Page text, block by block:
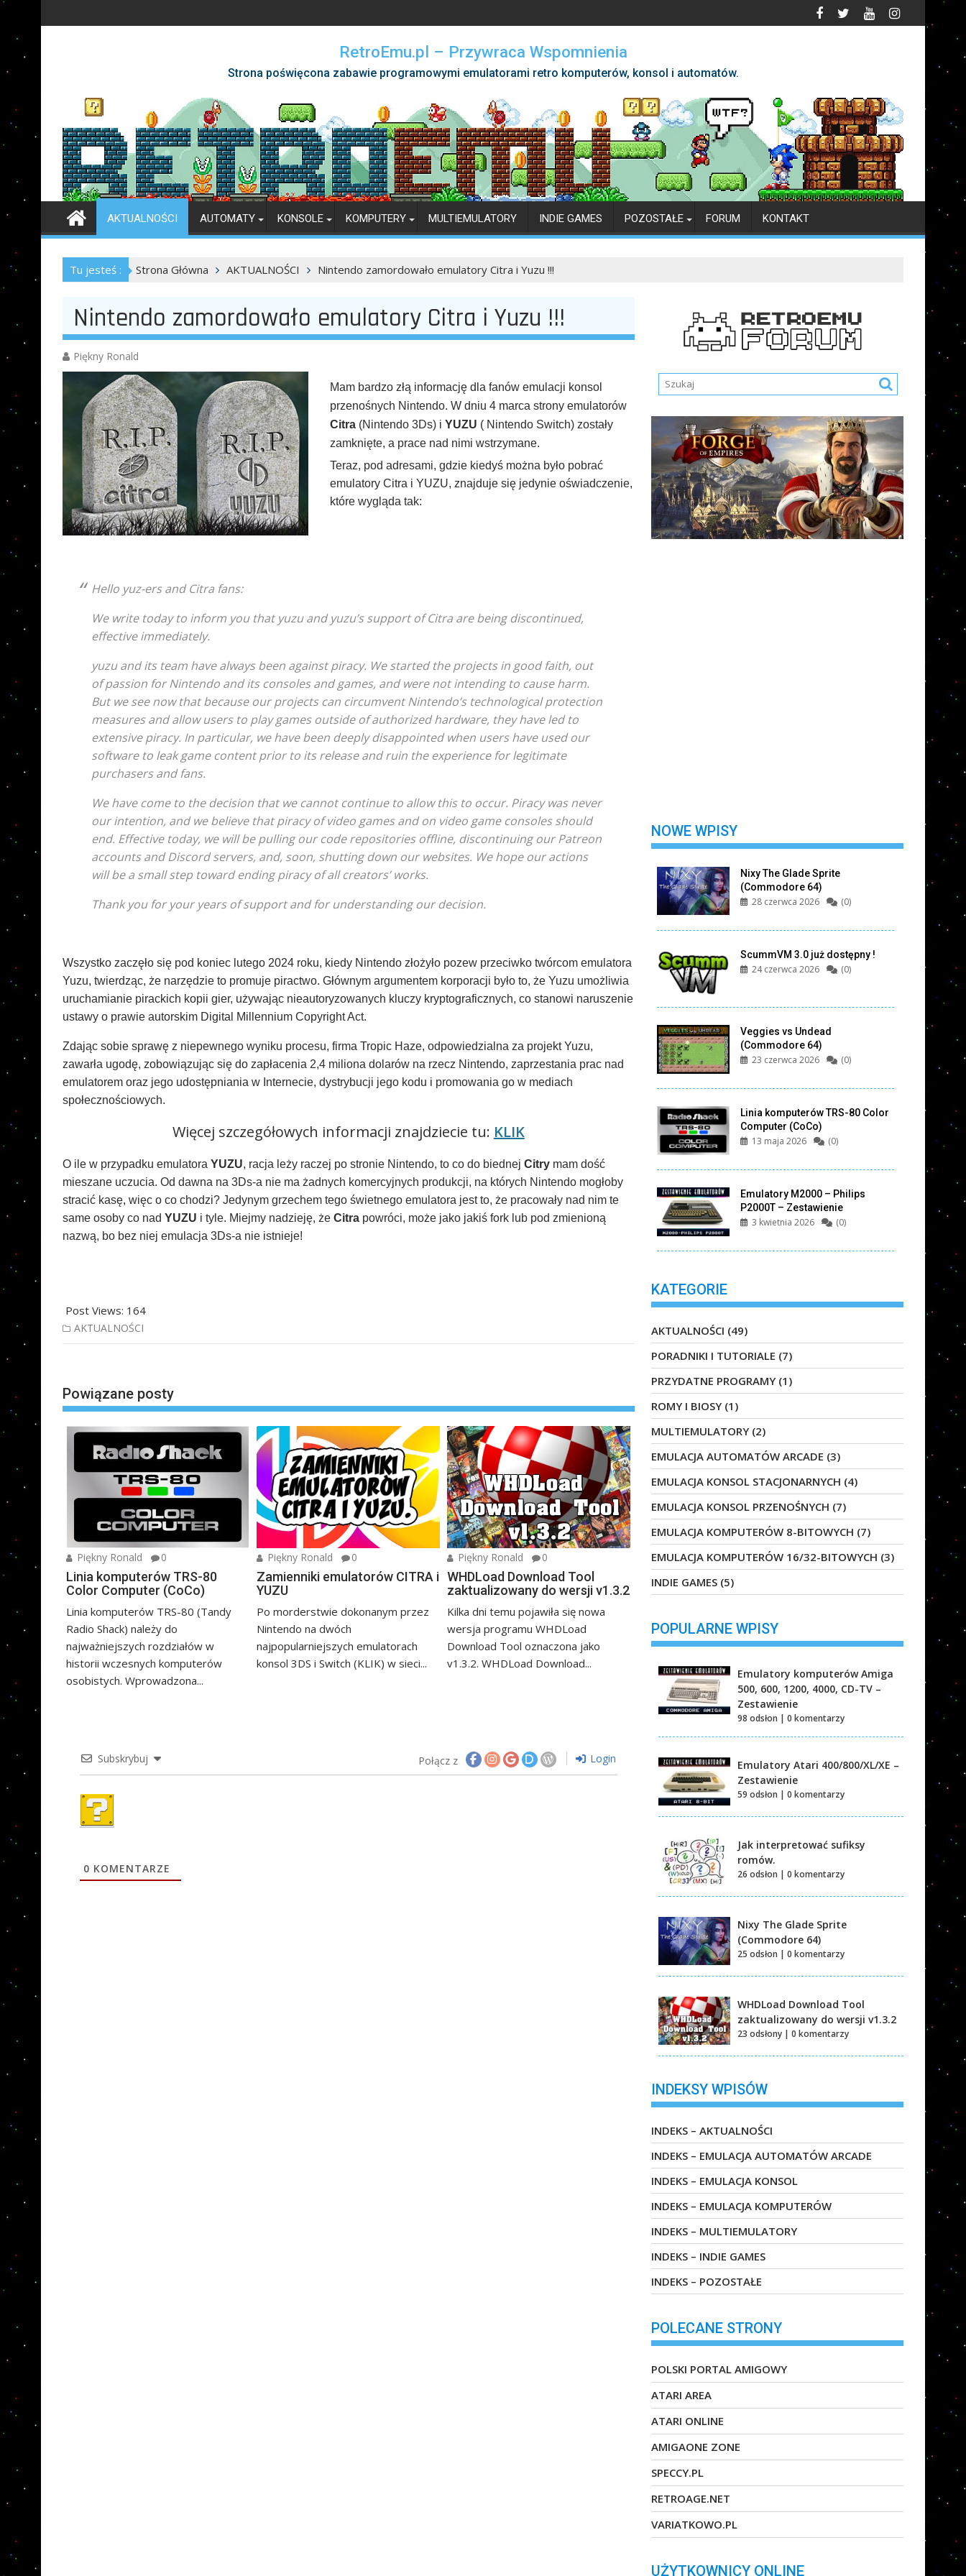
to
RetroEmu.pl – Przywraca Wspomnienia
Strona poświęcona zabawie programowymi emulatorami retro komputerów, konsol i automatów.
AKTUALNOŚCI AUTOMATY KONSOLE KOMPUTERY MULTIEMULATORY INDIE GAMES POZOSTAŁE FORUM KONTAKT
Tu jesteś : Strona Główna AKTUALNOŚCI Nintendo zamordowało emulatory Citra i Yuzu !!!
Nintendo zamordowało emulatory Citra i Yuzu !!!
Piękny Ronald
Mam bardzo złą informację dla fanów emulacji konsol
przenośnych Nintendo. W dniu 4 marca strony emulatorów
Citra(Nintendo 3Ds) i YUZU ( Nintendo Switch) zostały
zamknięte, a prace nad nimi wstrzymane.
Teraz, pod adresami, gdzie kiedyś można było pobrać
emulatory Citra i YUZU, znajduje się jedynie oświadczenie,
które wygląda tak:
Hello yuz-ers and Citra fans:
We write today to inform you that yuzu and yuzu’s support of Citra are being discontinued,
effective immediately.
yuzu and its team have always been against piracy. We started the projects in good faith, out
of passion for Nintendo and its consoles and games, and were not intending to cause harm.
But we see now that because our projects can circumvent Nintendo’s technological protection
measures and allow users to play games outside of authorized hardware, they have led to
extensive piracy. In particular, we have been deeply disappointed when users have used our
software to leak game content prior to its release and ruin the experience for legitimate
purchasers and fans.
We have come to the decision that we cannot continue to allow this to occur. Piracy was never
our intention, and we believe that piracy of video games and on video game consoles should
end. Effective today, we will be pulling our code repositories offline, discontinuing our Patreon
accounts and Discord servers, and, soon, shutting down our websites. We hope our actions
will be a small step toward ending piracy of all creators’ works.
Thank you for your years of support and for understanding our decision.
Wszystko zaczęło się pod koniec lutego 2024 roku, kiedy Nintendo złożyło pozew przeciwko twórcom emulatora
Yuzu, twierdząc, że narzędzie to promuje piractwo. Głównym argumentem korporacji było to, że Yuzu umożliwia
uruchamianie pirackich kopii gier, używając nieautoryzowanych kluczy kryptograficznych, co stanowi naruszenie
ustawy o prawie autorskim Digital Millennium Copyright Act.
Zdając sobie sprawę z niepewnego wyniku procesu, firma Tropic Haze, odpowiedzialna za projekt Yuzu,
zawarła ugodę, zobowiązując się do zapłacenia 2,4 miliona dolarów na rzecz Nintendo, zaprzestania prac nad
emulatorem oraz jego udostępniania w Internecie, dystrybucji jego kodu i promowania go w mediach
społecznościowych.
Więcej szczegółowych informacji znajdziecie tu: KLIK
O ile w przypadku emulatora YUZU, racja leży raczej po stronie Nintendo, to co do biednej Citry mam dość
mieszane uczucia. Od dawna na 3Ds-a nie ma żadnych komercyjnych produkcji, na których Nintendo mogłoby
stracić kasę, więc o co chodzi? Jedynym grzechem tego świetnego emulatora jest to, że pracowały nad nim te
same osoby co nad YUZU i tyle. Miejmy nadzieję, że Citra powróci, może jako jakiś fork lub pod zmienioną
nazwą, bo bez niej emulacja 3Ds-a nie istnieje!
Post Views: 164
AKTUALNOŚCI
wpisu
Powiązane posty
Piękny Ronald 0
Linia komputerów TRS-80
Color Computer (CoCo)
Linia komputerów TRS-80 (Tandy
Radio Shack) należy do
najważniejszych rozdziałów w
historii wczesnych komputerów
osobistych. Wprowadzona...
Piękny Ronald 0
Zamienniki emulatorów CITRA i
YUZU
Po morderstwie dokonanym przez
Nintendo na dwóch
najpopularniejszych emulatorach
konsol 3DS i Switch (KLIK) w sieci...
Piękny Ronald 0
WHDLoad Download Tool
zaktualizowany do wersji v1.3.2
Kilka dni temu pojawiła się nowa
wersja programu WHDLoad
Download Tool oznaczona jako
v1.3.2. WHDLoad Download...
Subskrybuj Połącz z Login
0 KOMENTARZE
NOWE WPISY
Nixy The Glade Sprite
(Commodore 64)
28 czerwca 2026 (0)
ScummVM 3.0 już dostępny !
24 czerwca 2026 (0)
Veggies vs Undead
(Commodore 64)
23 czerwca 2026 (0)
Linia komputerów TRS-80 Color
Computer (CoCo)
13 maja 2026 (0)
Emulatory M2000 – Philips
P2000T – Zestawienie
3 kwietnia 2026 (0)
KATEGORIE
AKTUALNOŚCI (49)
PORADNIKI I TUTORIALE (7)
PRZYDATNE PROGRAMY (1)
ROMY I BIOSY (1)
MULTIEMULATORY (2)
EMULACJA AUTOMATÓW ARCADE (3)
EMULACJA KONSOL STACJONARNYCH (4)
EMULACJA KONSOL PRZENOŚNYCH (7)
EMULACJA KOMPUTERÓW 8-BITOWYCH (7)
EMULACJA KOMPUTERÓW 16/32-BITOWYCH (3)
INDIE GAMES (5)
POPULARNE WPISY
Emulatory komputerów Amiga
500, 600, 1200, 4000, CD-TV –
Zestawienie
98 odsłon | 0 komentarzy
Emulatory Atari 400/800/XL/XE –
Zestawienie
59 odsłon | 0 komentarzy
Jak interpretować sufiksy
romów.
26 odsłon | 0 komentarzy
Nixy The Glade Sprite
(Commodore 64)
25 odsłon | 0 komentarzy
WHDLoad Download Tool
zaktualizowany do wersji v1.3.2
23 odsłony | 0 komentarzy
INDEKSY WPISÓW
INDEKS – AKTUALNOŚCI
INDEKS – EMULACJA AUTOMATÓW ARCADE
INDEKS – EMULACJA KONSOL
INDEKS – EMULACJA KOMPUTERÓW
INDEKS – MULTIEMULATORY
INDEKS – INDIE GAMES
INDEKS – POZOSTAŁE
POLECANE STRONY
POLSKI PORTAL AMIGOWY
ATARI AREA
ATARI ONLINE
AMIGAONE ZONE
SPECCY.PL
RETROAGE.NET
VARIATKOWO.PL
UŻYTKOWNICY ONLINE